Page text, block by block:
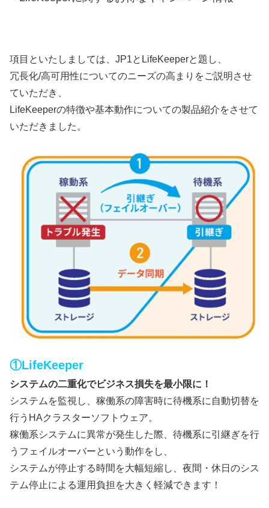
項目といたしましては、JP1とLifeKeeperと題し、
冗長化/高可用性についてのニーズの高まりをご説明させ
ていただき、
LifeKeeperの特徴や基本動作についての製品紹介をさせて
いただきました。
①LifeKeeper
システムの二重化でビジネス損失を最小限に！
システムを監視し、稼働系の障害時に待機系に自動切替を
行うHAクラスターソフトウェア。
稼働系システムに異常が発生した際、待機系に引継ぎを行
うフェイルオーバーという動作をし、
システムが停止する時間を大幅短縮し、夜間・休日のシス
テム停止による運用負担を大きく軽減できます！